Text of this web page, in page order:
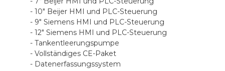
- 10" Beijer HMI und PLC-Steuerung
- 9" Siemens HMI und PLC-Steuerung
- 12" Siemens HMI und PLC-Steuerung
- Tankentleerungspumpe
- Vollständiges CE-Paket
- Datenerfassungssystem